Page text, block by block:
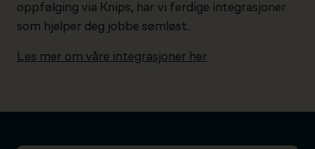
oppfølging via Knips, har vi ferdige integrasjoner
som hjelper deg jobbe sømløst.
Les mer om våre integrasjoner her